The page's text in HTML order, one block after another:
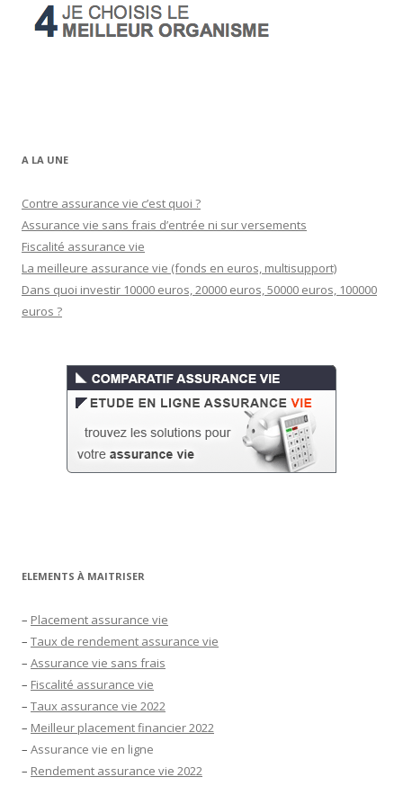
A LA UNE
Contre assurance vie c’est quoi ?
Assurance vie sans frais d’entrée ni sur versements
Fiscalité assurance vie
La meilleure assurance vie (fonds en euros, multisupport)
Dans quoi investir 10000 euros, 20000 euros, 50000 euros, 100000
euros ?
ELEMENTS À MAITRISER
– Placement assurance vie
– Taux de rendement assurance vie
– Assurance vie sans frais
– Fiscalité assurance vie
– Taux assurance vie 2022
– Meilleur placement financier 2022
– Assurance vie en ligne
– Rendement assurance vie 2022